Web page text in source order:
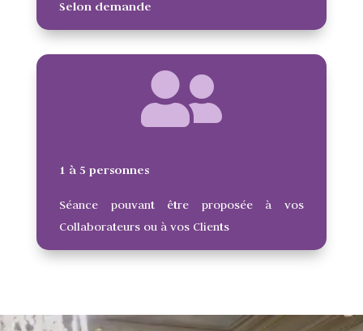
Selon demande
1 à 5 personnes
Séance pouvant être proposée à vos
Collaborateurs ou à vos Clients